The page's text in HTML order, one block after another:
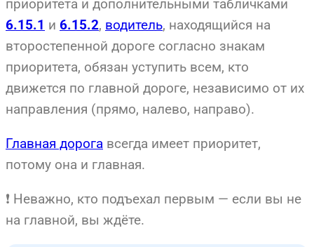
приоритета и дополнительными табличками
6.15.1 и 6.15.2, водитель, находящийся на
второстепенной дороге согласно знакам
приоритета, обязан уступить всем, кто
движется по главной дороге, независимо от их
направления (прямо, налево, направо).
Главная дорога всегда имеет приоритет,
потому она и главная.
❗ Неважно, кто подъехал первым — если вы не
на главной, вы ждёте.